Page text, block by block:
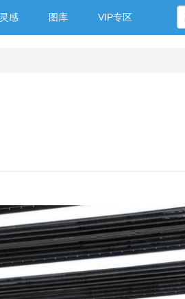
灵感 图库 VIP专区